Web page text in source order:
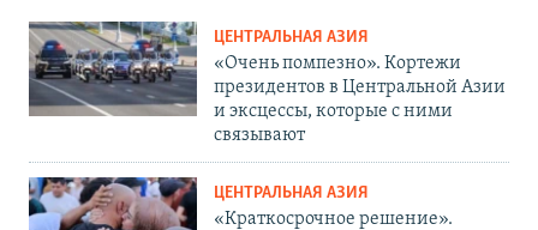
ЦЕНТРАЛЬНАЯ АЗИЯ
«Очень помпезно». Кортежи
президентов в Центральной Азии
и эксцессы, которые с ними
связывают
ЦЕНТРАЛЬНАЯ АЗИЯ
«Краткосрочное решение».